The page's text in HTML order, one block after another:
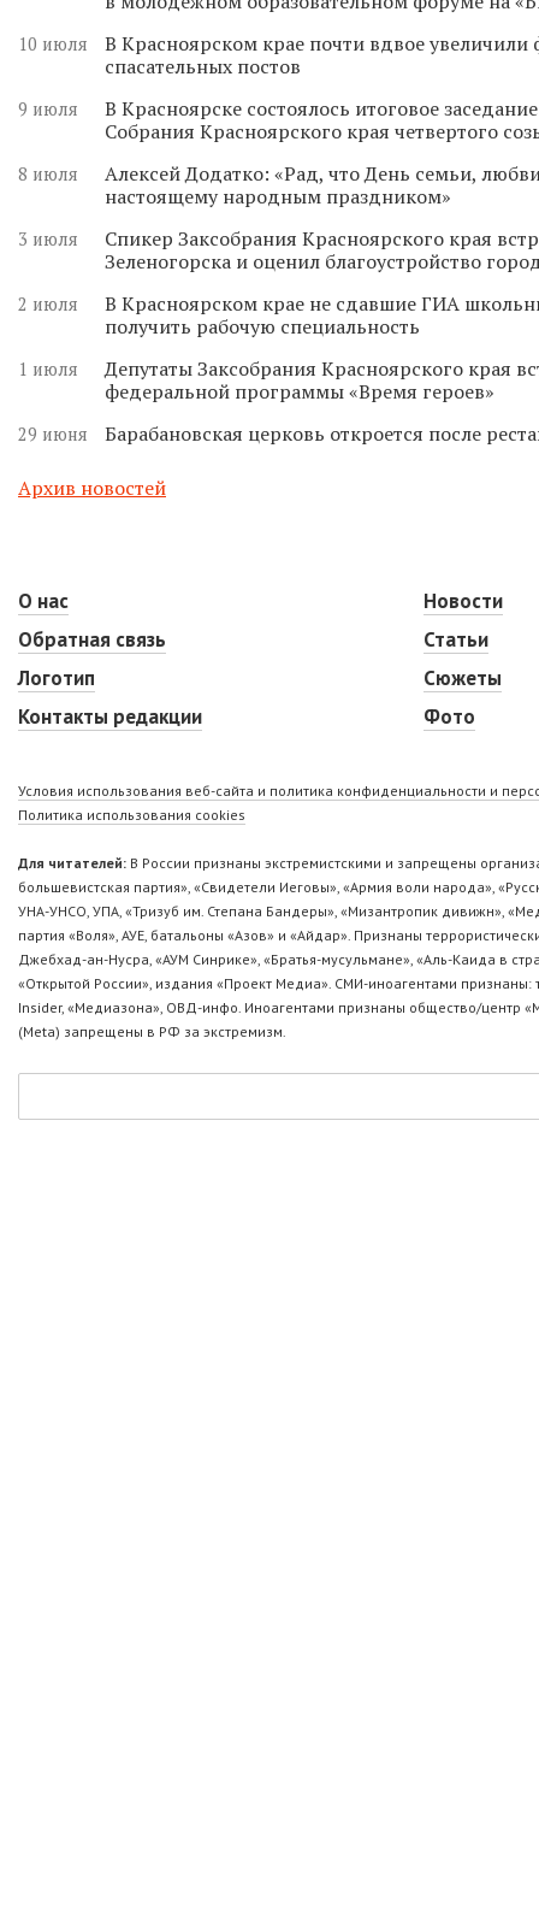
10 июля
В Красноярском крае почти вдвое
спасательных постов
9 июля
В Красноярске состоялось итоговое
Собрания Красноярского края четвертого
8 июля
Алексей Додатко: «Рад, что День семьи,
настоящему народным праздником»
3 июля
Спикер Заксобрания Красноярского края
Зеленогорска и оценил благоустройство
2 июля
В Красноярском крае не сдавшие ГИА
получить рабочую специальность
1 июля
Депутаты Заксобрания Красноярского края
федеральной программы «Время героев»
29 июня Барабановская церковь откроется после
Архив новостей
О нас
Обратная связь
Логотип
Контакты редакции
Новости
Статьи
Сюжеты
Фото
Условия использования веб-сайта и политика конфиденциальности и
Политика использования cookies
Для читателей: В России признаны экстремистскими и запрещены
большевистская партия», «Свидетели Иеговы», «Армия воли народа»,
УНА-УНСО, УПА, «Тризуб им. Степана Бандеры», «Мизантропик дивижн»,
партия «Воля», АУЕ, батальоны «Азов» и «Айдар». Признаны
Джебхад-ан-Нусра, «АУМ Синрике», «Братья-мусульмане», «Аль-Каида в
«Открытой России», издания «Проект Медиа». СМИ-иноагентами
Insider, «Медиазона», ОВД-инфо. Иноагентами признаны общество/центр
(Metа) запрещены в РФ за экстремизм.